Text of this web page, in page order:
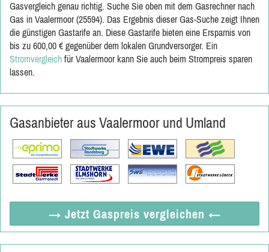
Gasvergleich genau richtig. Suche Sie oben mit dem Gasrechner nach
Gas in Vaalermoor (25594). Das Ergebnis dieser Gas-Suche zeigt Ihnen
die günstigen Gastarife an. Diese Gastarife bieten eine Ersparnis von
bis zu 600,00 € gegenüber dem lokalen Grundversorger. Ein
Stromvergleich für Vaalermoor kann Sie auch beim Strompreis sparen
lassen.
Gasanbieter aus Vaalermoor und Umland
→ Jetzt Gaspreis vergleichen ←